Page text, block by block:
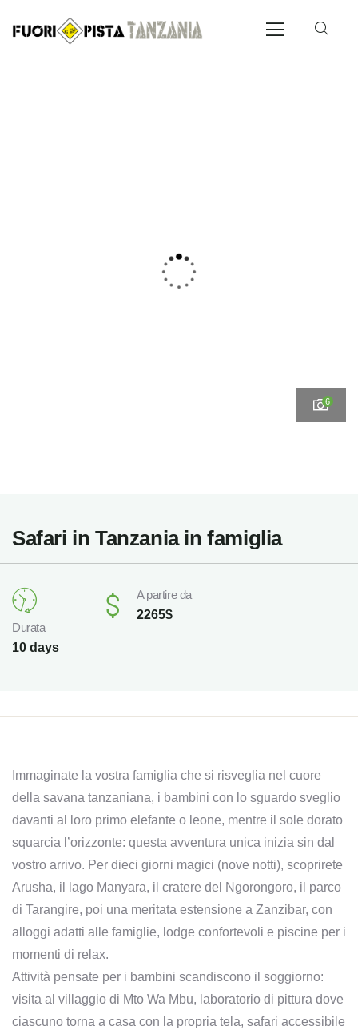
6
Safari in Tanzania in famiglia
Durata
10 days
A partire da
2265$
Immaginate la vostra famiglia che si risveglia nel cuore
della savana tanzaniana, i bambini con lo sguardo sveglio
davanti al loro primo elefante o leone, mentre il sole dorato
squarcia l’orizzonte: questa avventura unica inizia sin dal
vostro arrivo. Per dieci giorni magici (nove notti), scoprirete
Arusha, il lago Manyara, il cratere del Ngorongoro, il parco
di Tarangire, poi una meritata estensione a Zanzibar, con
alloggi adatti alle famiglie, lodge confortevoli e piscine per i
momenti di relax.
Attività pensate per i bambini scandiscono il soggiorno:
visita al villaggio di Mto Wa Mbu, laboratorio di pittura dove
ciascuno torna a casa con la propria tela, safari accessibile